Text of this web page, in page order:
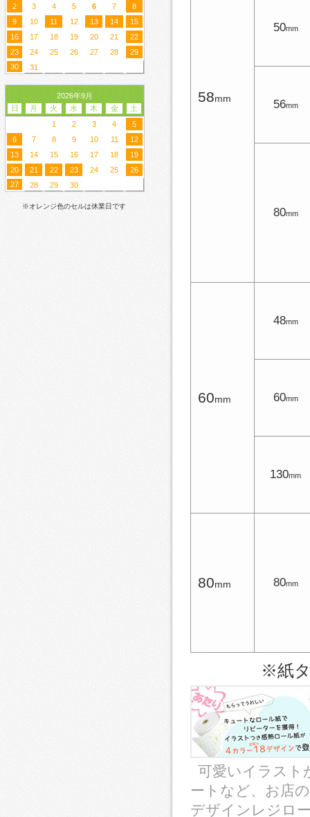
2
3 4 5 6 7
8
9
10 11 12 13 14
15
16
17 18 19 20 21
22
23
24 25 26 27 28
29
30
31
2026年9月
日
月 火 水 木 金
土
1
2 3 4
5
6
7 8 9 10 11
12
13
14 15 16 17 18
19
20
21 22 23 24 25
26
27
28 29 30
※オレンジ色のセルは休業日です
58mm
50mm
56mm
80mm
60mm
48mm
60mm
130mm
80mm 80mm
※紙
可愛いイラスト
ートなど、お店
デザインレジロ